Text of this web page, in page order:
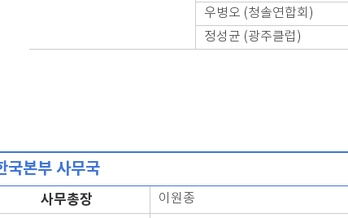
우병오 (청솔연합회)
정성균 (광주클럽)
국본부 사무국
사무총장 이원종